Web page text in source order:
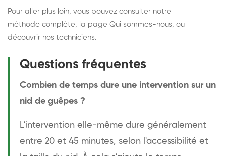
Pour aller plus loin, vous pouvez consulter notre
méthode complète, la page Qui sommes-nous, ou
découvrir nos techniciens.
Questions fréquentes
Combien de temps dure une intervention sur un
nid de guêpes ?
L'intervention elle-même dure généralement
entre 20 et 45 minutes, selon l'accessibilité et